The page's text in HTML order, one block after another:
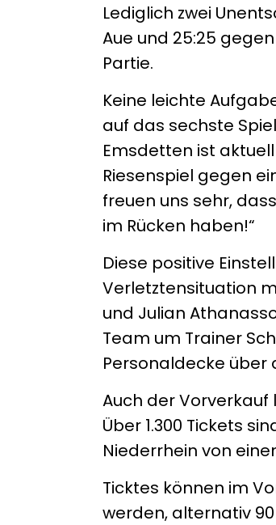
Lediglich zwei
Aue und 25:25
Partie.
Keine leichte
auf das sechste
Emsdetten ist
Riesenspiel gegen
freuen uns sehr,
im Rücken haben!“
Diese positive
Verletztensituation
und Julian
Team um Trainer
Personaldecke über
Auch der
Über 1.300 Tickets
Niederrhein von
Ticktes können im
werden, alternativ